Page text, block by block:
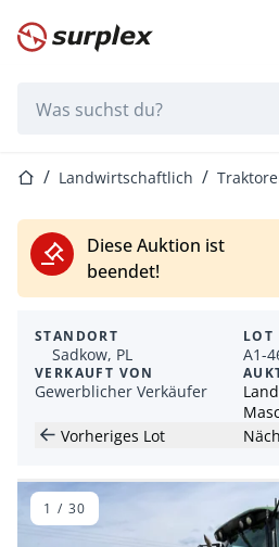
Startseite
StartseiteLandwirtschaftlich
Diese Auktion ist
beendet!
STANDORT
Sadkow, PL
VERKAUFT VON
Gewerblicher Verkäufer
LOT
A1-
Vorheriges Lot
1 / 30